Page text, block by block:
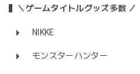
＼ゲームタイトルグッズ多数 ／
NIKKE
モンスターハンター